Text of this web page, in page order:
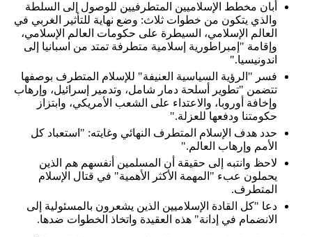
أبان مخطط الإسلاميين المتطرفيين للوصول إلى السلطة
والذي يتكون من خطوات ثلاث: وضع نهاية للتأثير الغربي في
العالم الإسلامي، السيطرة على حكومات العالم الإسلامي،
وإقامة "إمبراطورية إسلامية متطرفة تمتد من اسبانيا إلى
اندونيسيا."
فسر "الرؤية السياسية العنيفة" للإسلام المتطرف بوصفها
تتضمن "تطوير أسلحة دمار شامل، وتدمير إسرائيل، وإرهاب
وإخافة أوروبا، والاعتداء على الشعب الأمريكي، وابتزاز
حكومتنا ودفعها للعزلة."
حدد هدف الإسلام المتطرف النهائي وغايته: "استعباد كل
الأمم وإرهاب العالم."
لاحظ وانتبه إلى حقيقة أن المسلمين أنفسهم هم الذين
يحملون عبء "المهمة الأكثر الأهمية" في قتال الإسلام
المتطرف.
دعا "كل القادة الإسلاميين الذين يشعرون بالمسئولية إلى
الانضمام في إدانة" هذه العقيدة واتخاذ الخطوات ضدها.